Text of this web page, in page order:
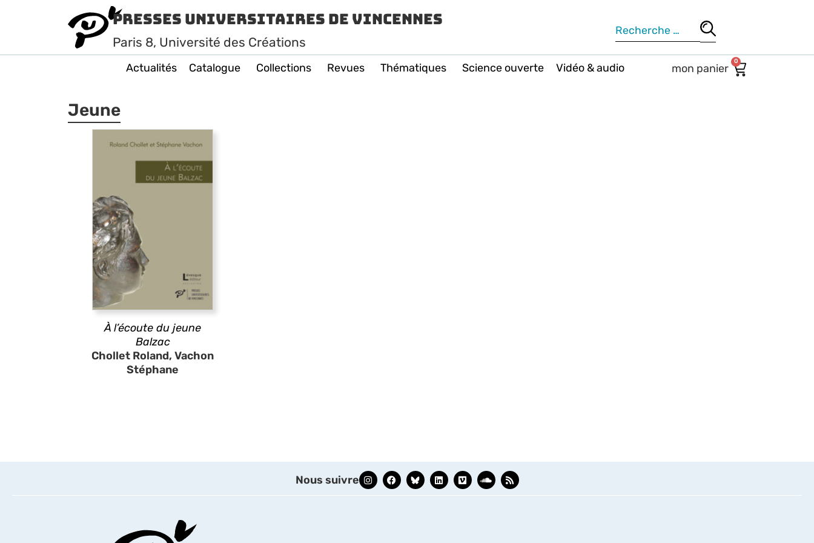
Presses Universitaires de Vincennes
Paris 8, Université des Créations
Actualités Catalogue Collections Revues Thématiques Science ouverte Vidéo & audio 0
Jeune
À l’écoute du jeune
Balzac
Chollet Roland, Vachon
Stéphane
Nous suivre